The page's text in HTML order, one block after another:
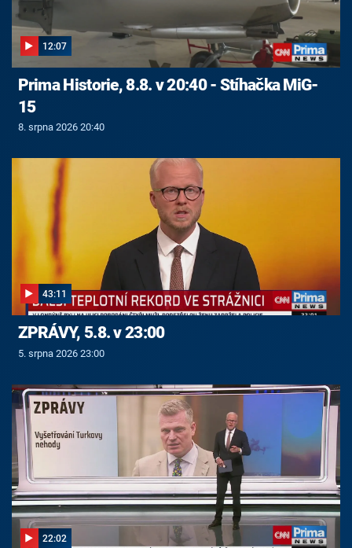
12:07
Prima Historie, 8.8. v 20:40 - Stíhačka MiG-
15
8. srpna 2026 20:40
43:11
ZPRÁVY, 5.8. v 23:00
5. srpna 2026 23:00
22:02